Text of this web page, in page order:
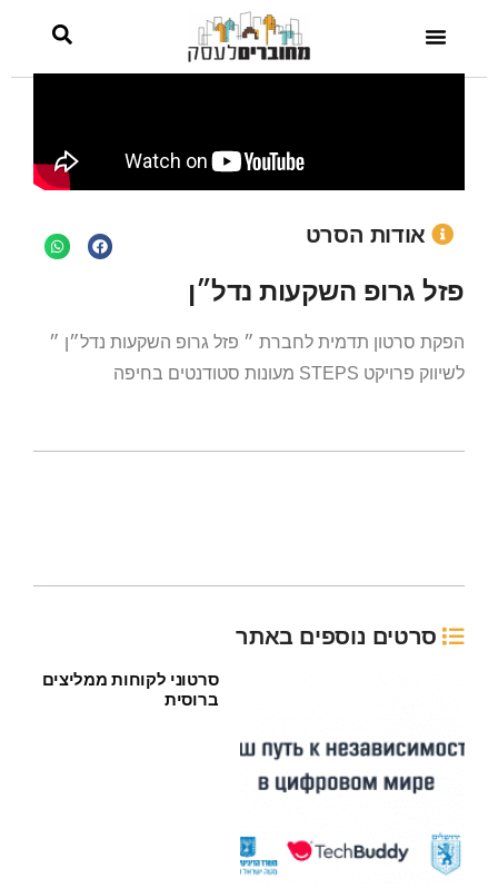
אודות הסרט
פזל גרופ השקעות נדל״ן
הפקת סרטון תדמית לחברת ״ פזל גרופ השקעות נדל״ן ״
לשיווק פרויקט STEPS מעונות סטודנטים בחיפה
סרטים נוספים באתר
סרטוני לקוחות ממליצים
ברוסית